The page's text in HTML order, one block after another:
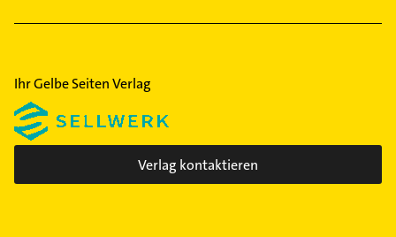
Ihr Gelbe Seiten Verlag
Verlag kontaktieren